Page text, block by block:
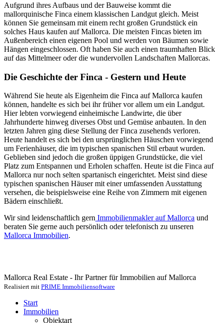
Aufgrund ihres Aufbaus und der Bauweise kommt die
mallorquinische Finca einem klassischen Landgut gleich. Meist
können Sie gemeinsam mit einem recht großen Grundstück ein
solches Haus kaufen auf Mallorca. Die meisten Fincas bieten im
Außenbereich einen eigenen Pool und werden von Bäumen sowie
Hängen eingeschlossen. Oft haben Sie auch einen traumhaften Blick
auf das Mittelmeer oder die wundervollen Landschaften Mallorcas.
Die Geschichte der Finca - Gestern und Heute
Während Sie heute als Eigenheim die Finca auf Mallorca kaufen
können, handelte es sich bei ihr früher vor allem um ein Landgut.
Hier lebten vorwiegend einheimische Landwirte, die über
Jahrhunderte hinweg diverses Obst und Gemüse anbauten. In den
letzten Jahren ging diese Stellung der Finca zusehends verloren.
Heute handelt es sich bei den ursprünglichen Häuschen vorwiegend
um Ferienhäuser, die im typischen spanischen Stil erbaut wurden.
Geblieben sind jedoch die großen üppigen Grundstücke, die viel
Platz zum Entspannen und Erholen schaffen. Heute ist die Finca auf
Mallorca nur noch selten spartanisch eingerichtet. Meist sind diese
typischen spanischen Häuser mit einer umfassenden Ausstattung
versehen, die beispielsweise eine Reihe von Zimmern mit eigenen
Bädern einschließt.
Wir sind leidenschaftlich gern Immobilienmakler auf Mallorca und
beraten Sie gerne auch persönlich oder telefonisch zu unseren
Mallorca Immobilien.
Mallorca Real Estate - Ihr Partner für Immobilien auf Mallorca
Realisiert mit PRIME Immobiliensoftware
Start
Immobilien
Objektart